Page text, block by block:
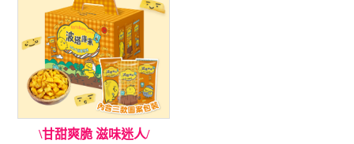
\甘甜爽脆 滋味迷人/